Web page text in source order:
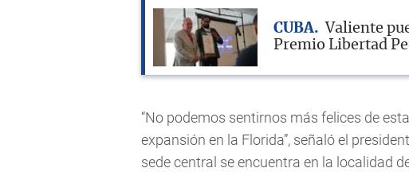
CUBA
Valiente
Premio Libertad
“No podemos sentirnos más felices de
expansión en la Florida”, señaló el
sede central se encuentra en la localidad